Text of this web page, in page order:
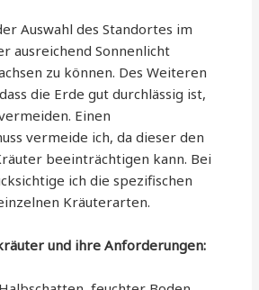
Auswahl des Standortes im
ausreichend Sonnenlicht
zu können. Des Weiteren
die Erde gut durchlässig ist,
Einen
vermeide ich, da dieser den
beeinträchtigen kann. Bei
ich die spezifischen
Kräuterarten.
und ihre Anforderungen: